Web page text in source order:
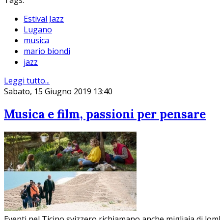
Estival Jazz
Lugano
musica
mario biondi
jazz
Leggi tutto...
Sabato, 15 Giugno 2019 13:40
Musica e film, passioni per pensare